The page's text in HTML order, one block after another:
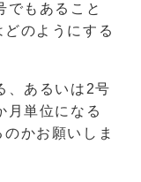
でもあること
のようにする
、あるいは2号
月単位になる
かお願いしま